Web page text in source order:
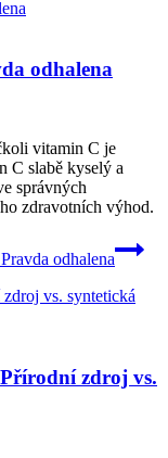
odhalena
vitamin C je
C slabě kyselý a
správných
zdravotních výhod.
odhalena
zdroj vs.